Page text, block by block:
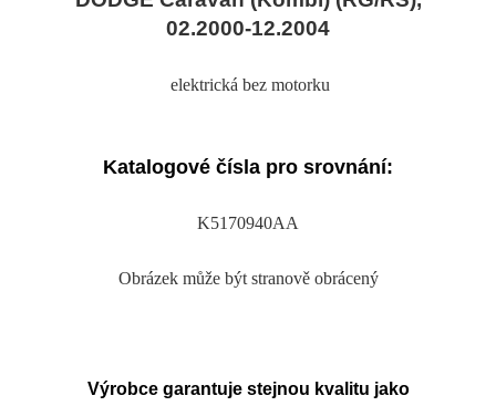
02.2000-12.2004
elektrická bez motorku
Katalogové čísla pro srovnání:
K5170940AA
Obrázek může být stranově obrácený
Výrobce garantuje stejnou kvalitu jako